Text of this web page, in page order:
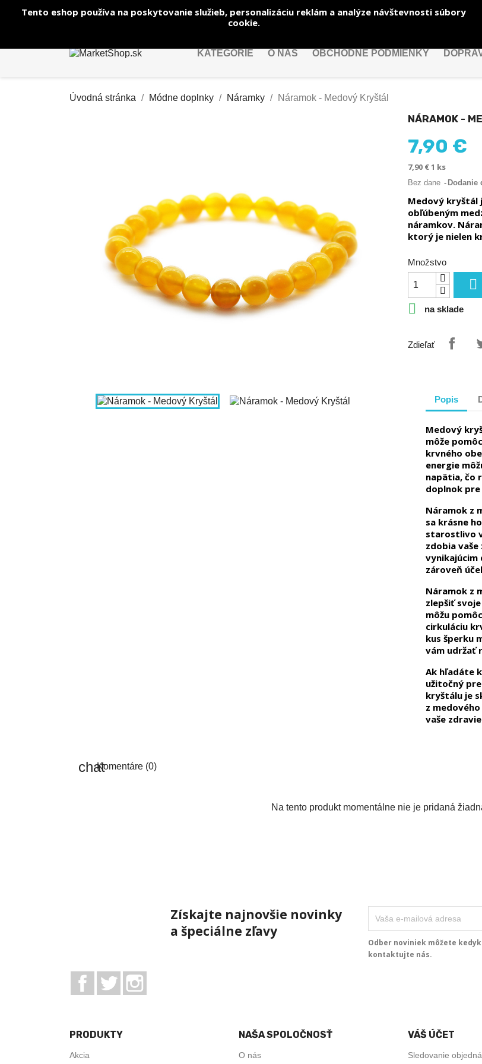
Tento eshop používa na poskytovanie služieb, personalizáciu reklám a analýze návštevnosti súbory
cookie.
Zavolajte nám:+421 944 250 569
KATEGÓRIE O NÁS OBCHODNÉ PODMIENKY
Úvodná stránka Módne doplnky Náramky Náramok - Medový Kryštál
NÁRAMOK -
7,90 €
7,90 € 1 ks
Bez dane Dodanie
Medový kryštál
obľúbeným
náramkov.
ktorý je nielen
Množstvo


na sklade
Zdieľať
Popis
Medový
môže
krvného
energie
napätia, čo
doplnok
Náramok z
sa krásne
starostlivo
zdobia
vynikajúcim
zároveň
Náramok z
zlepšiť
môžu
cirkuláciu
kus šperku
vám udržať
Ak hľadáte
užitočný
kryštálu je
z
vaše
Komentáre (0)
Na tento produkt momentálne nie je pridaná
Získajte najnovšie novinky
a špeciálne zľavy
Odber noviniek môžete
kontaktujte nás.
Facebook
Twitter
PRODUKTY
Akcia
NAŠA SPOLOČNOSŤ
O nás
VÁŠ ÚČET
Sledovanie